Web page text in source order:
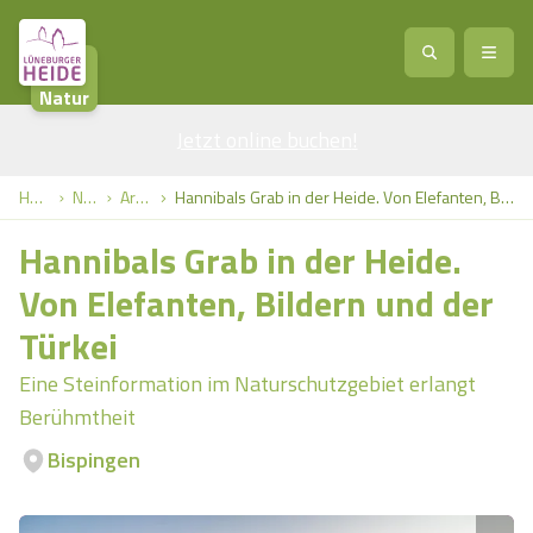
Natur
Service
Region / Orte
Natur
Natur
Erlebnis
Anreise Abreise
Ort
Personen Kinder
Home Natur Artikel Hannibals Grab in der Heide. Von Elefanten, Bildern und der Türkei
Hannibals Grab in der Heide.
Von Elefanten, Bildern und der
Türkei
Eine Steinformation im Naturschutzgebiet erlangt
Berühmtheit
Bispingen